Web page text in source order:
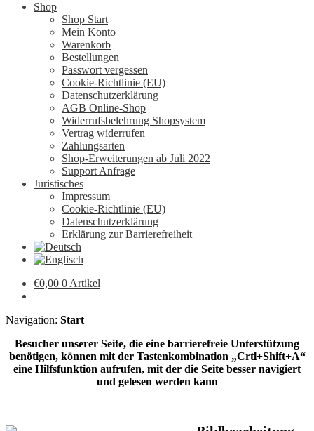
Shop
Shop Start
Mein Konto
Warenkorb
Bestellungen
Passwort vergessen
Cookie-Richtlinie (EU)
Datenschutzerklärung
AGB Online-Shop
Widerrufsbelehrung Shopsystem
Vertrag widerrufen
Zahlungsarten
Shop-Erweiterungen ab Juli 2022
Support Anfrage
Juristisches
Impressum
Cookie-Richtlinie (EU)
Datenschutzerklärung
Erklärung zur Barrierefreiheit
€0,00 0 Artikel
Navigation: Start
Besucher unserer Seite, die eine barrierefreie Unterstützung
benötigen, können mit der Tastenkombination „Crtl+Shift+A“
eine Hilfsfunktion aufrufen, mit der die Seite besser navigiert
und gelesen werden kann